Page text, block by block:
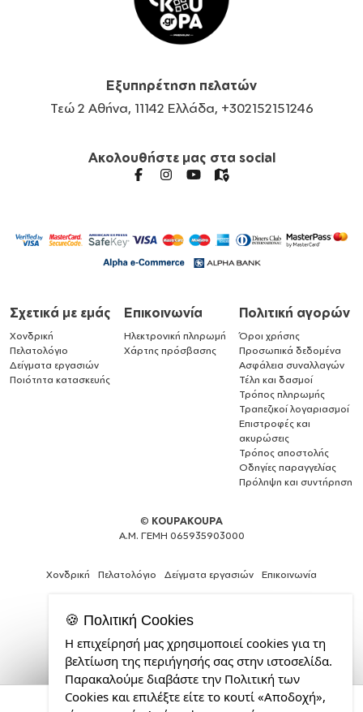
Ford, Μεταλλικό παγούρι νερού, Ασημένιο,
Εξυπηρέτηση πελατών
Τεώ 2 Αθήνα, 11142 Ελλάδα, +302152151246
Ακολουθήστε μας στα social
Σχετικά με εμάς
Χονδρική
Πελατολόγιο
Δείγματα εργασιών
Ποιότητα κατασκευής
Επικοινωνία
Ηλεκτρονική πληρωμή
Χάρτης πρόσβασης
Πολιτική αγορών
Όροι χρήσης
Προσωπικά δεδομένα
Ασφάλεια συναλλαγών
Τέλη και δασμοί
Τρόπος πληρωμής
Τραπεζικοί λογαριασμοί
Επιστροφές και
ακυρώσεις
Τρόπος αποστολής
Οδηγίες παραγγελίας
Πρόληψη και συντήρηση
© KOUPAKOUPA
Α.Μ. ΓΕΜΗ 065935903000
Χονδρική Πελατολόγιο Δείγματα εργασιών Επικοινωνία
Web
Design,
Social
Media
🍪 Πολιτική Cookies
Η επιχείρησή μας χρησιμοποιεί cookies για τη
βελτίωση της περιήγησής σας στην ιστοσελίδα.
Παρακαλούμε διαβάστε την Πολιτική των
Cookies και επιλέξτε είτε το κουτί «Αποδοχή»,